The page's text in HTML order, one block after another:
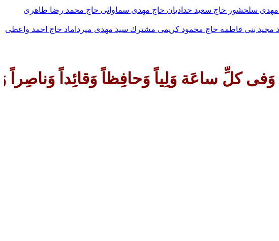
مهدی سلحشور حاج سعيد حداديان حاج مهدى سماواتى حاج محمد رضا طاهرى
مجيد بنى فاطمه حاج محمود كريمى مشترك سيد مهدى ميرداماد حاج احمد واعظى
وَلِیاً وَحافِظاً وَقائِداً وَناصِراً وَدَلیلاً